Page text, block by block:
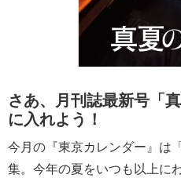
さあ、月刊誌最新号「
に入れよう！
今月の『東京カレンダー』は
集。今年の夏をいつも以上に